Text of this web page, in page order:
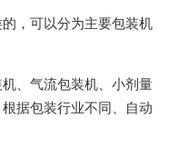
，可以分为主要包装机
、气流包装机、小剂量
据包装行业不同、自动